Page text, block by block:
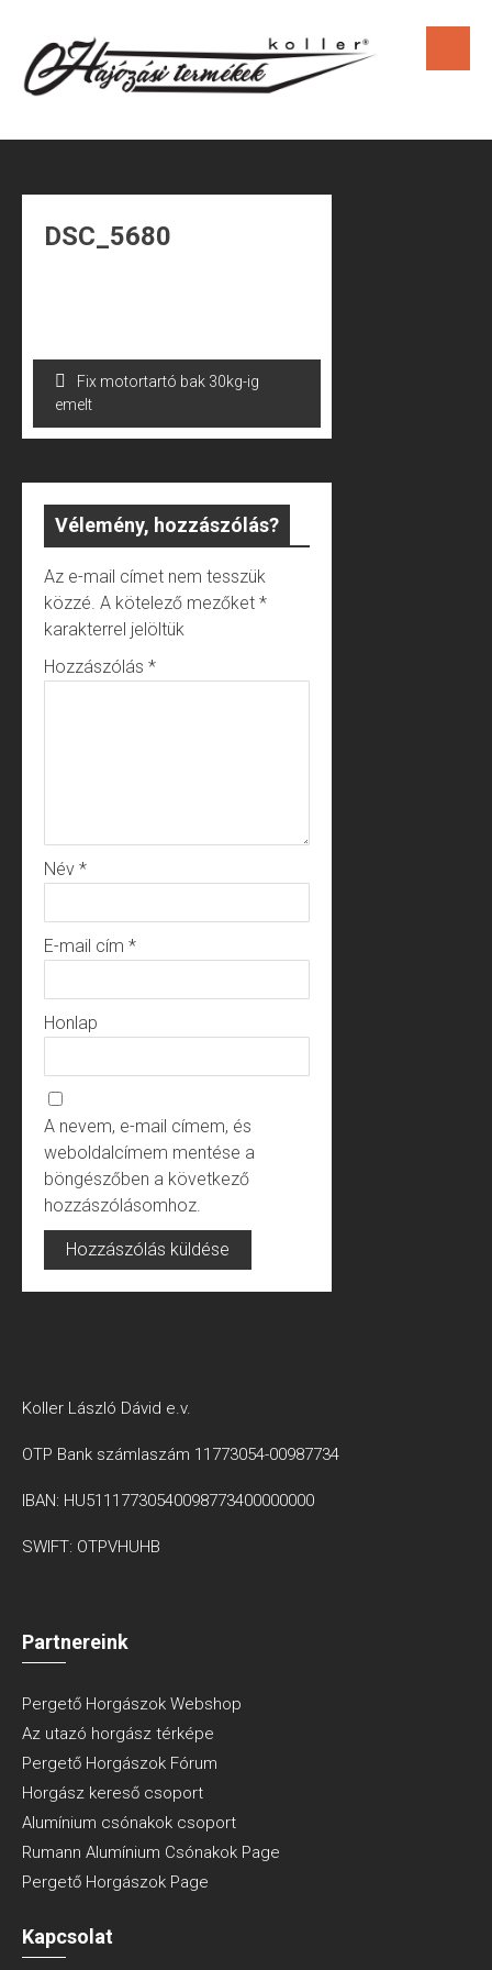
content
DSC_5680
Bejegyzés
navigáció
Fix motortartó bak 30kg-ig
emelt
Vélemény, hozzászólás?
Az e-mail címet nem tesszük
közzé. A kötelező mezőket *
karakterrel jelöltük
Hozzászólás *
Név *
E-mail cím *
Honlap
A nevem, e-mail címem, és
weboldalcímem mentése a
böngészőben a következő
hozzászólásomhoz.
Koller László Dávid e.v.
OTP Bank számlaszám 11773054-00987734
IBAN: HU51117730540098773400000000
SWIFT: OTPVHUHB
Partnereink
Pergető Horgászok Webshop
Az utazó horgász térképe
Pergető Horgászok Fórum
Horgász kereső csoport
Alumínium csónakok csoport
Rumann Alumínium Csónakok Page
Pergető Horgászok Page
Kapcsolat